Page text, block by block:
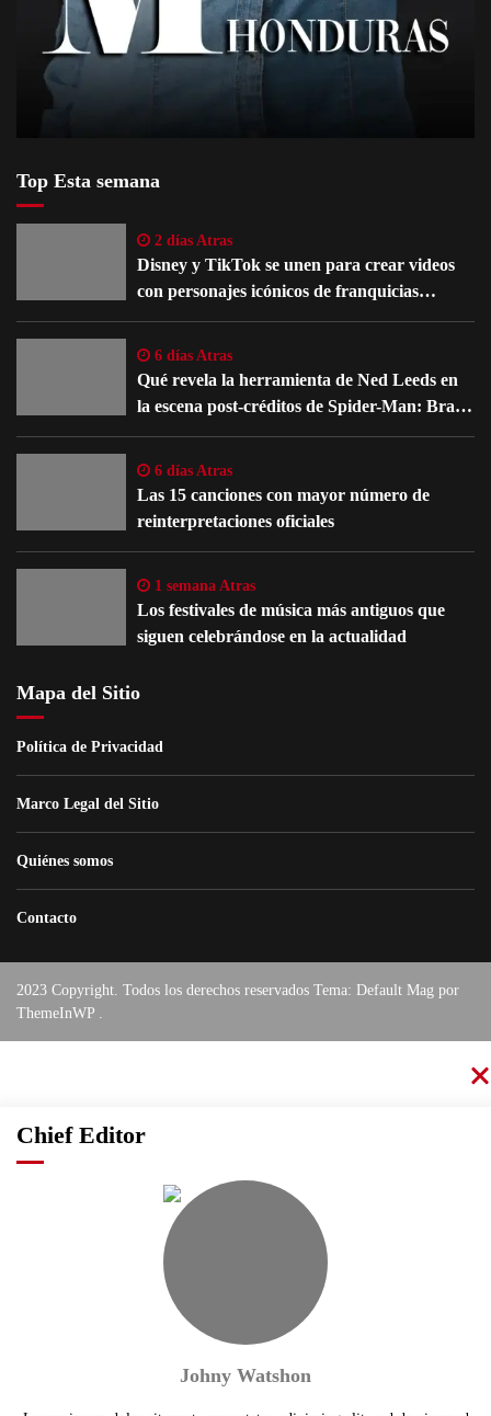
Top Esta semana
2 días Atras
Disney y TikTok se unen para crear videos
con personajes icónicos de franquicias
famosas
6 días Atras
Qué revela la herramienta de Ned Leeds en
la escena post-créditos de Spider-Man: Brand
New Day
6 días Atras
Las 15 canciones con mayor número de
reinterpretaciones oficiales
1 semana Atras
Los festivales de música más antiguos que
siguen celebrándose en la actualidad
Mapa del Sitio
Política de Privacidad
Marco Legal del Sitio
Quiénes somos
Contacto
2023 Copyright. Todos los derechos reservados Tema: Default Mag por
ThemeInWP
Chief Editor
Johny Watshon